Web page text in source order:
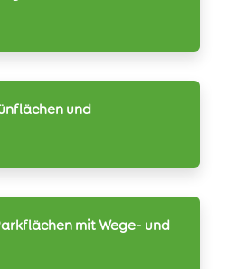
und
mit Wege- und